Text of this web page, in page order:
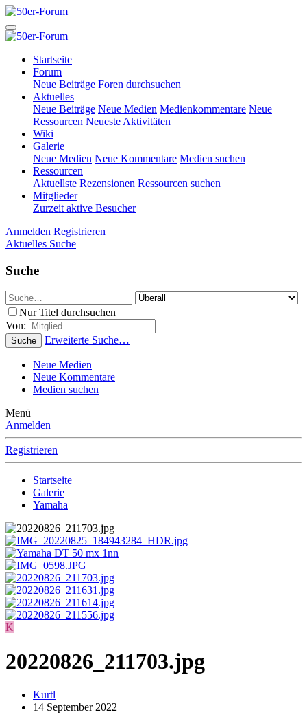
Startseite
Forum
Neue Beiträge Foren durchsuchen
Aktuelles
Neue Beiträge Neue Medien Medienkommentare Neue
Ressourcen Neueste Aktivitäten
Wiki
Galerie
Neue Medien Neue Kommentare Medien suchen
Ressourcen
Aktuellste Rezensionen Ressourcen suchen
Mitglieder
Zurzeit aktive Besucher
Anmelden Registrieren
Aktuelles Suche
Suche
Nur Titel durchsuchen
Von:
Suche Erweiterte Suche…
Neue Medien
Neue Kommentare
Medien suchen
Menü
Anmelden
Registrieren
Startseite
Galerie
Yamaha
K
20220826_211703.jpg
Kurtl
14 September 2022